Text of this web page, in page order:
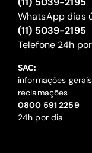
WhatsApp dias
(11) 5039-2195
‍Telefone 24h
SAC:
informações
reclamações
‍0800 591 2259
24h por dia